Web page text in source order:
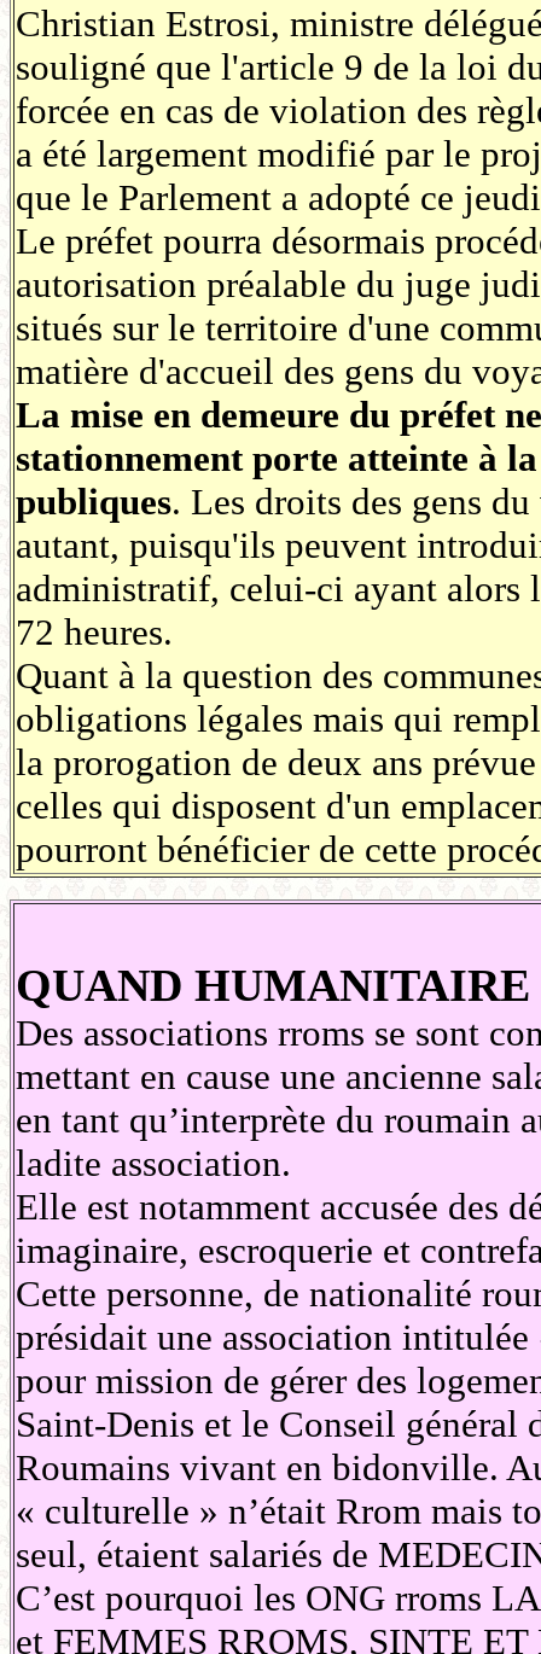
Christian Estrosi, ministre
souligné que l'article 9 de la loi
forcée en cas de violation des
a été largement modifié par le
que le Parlement a adopté ce
Le préfet pourra désormais
autorisation préalable du juge
situés sur le territoire d'une
matière d'accueil des gens du
La mise en demeure du préfet
stationnement porte atteinte à
publiques. Les droits des gens
autant, puisqu'ils peuvent
administratif, celui-ci ayant alors
72 heures.
Quant à la question des
obligations légales mais qui
la prorogation de deux ans
celles qui disposent d'un
pourront bénéficier de cette
QUAND
Des associations rroms se sont
mettant en cause une ancienne
en tant qu’interprète du roumain
ladite association.
Elle est notamment accusée des
imaginaire, escroquerie et
Cette personne, de nationalité
présidait une association
pour mission de gérer des
Saint-Denis et le Conseil général
Roumains vivant en bidonville.
« culturelle » n’était Rrom mais
seul, étaient salariés de
C’est pourquoi les ONG rroms
et FEMMES RROMS, SINTE